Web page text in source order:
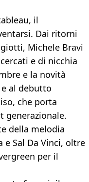
il
Dai ritorni
Michele Bravi
e di nicchia
e la novità
al debutto
che porta
generazionale.
della melodia
e Sal Da Vinci, oltre
per il